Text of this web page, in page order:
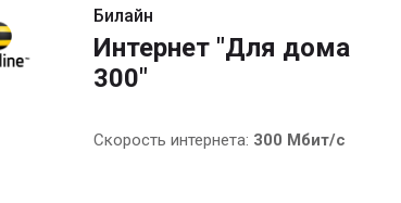
Билайн
Интернет "Для дома
300"
Скорость интернета: 300 Мбит/с